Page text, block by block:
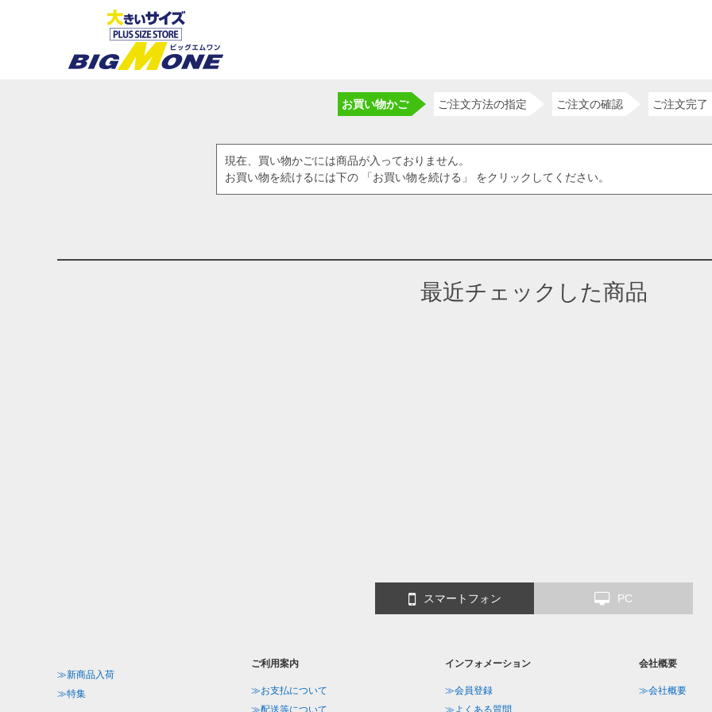
お買い物かご ご注文方法の指定 ご注文の確認 ご注文完了
現在、買い物かごには商品が入っておりません。
お買い物を続けるには下の 「お買い物を続ける」 をクリックしてください。
最近チェックした商品
スマートフォン PC
≫新商品入荷
≫特集
ご利用案内
≫お支払について
≫配送等について
インフォメーション
≫会員登録
≫よくある質問
会社概要
≫会社概要